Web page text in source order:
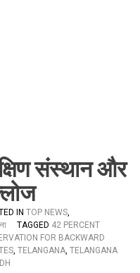
संस्थान और
IN TOP NEWS,
TAGGED 42 PERCENT
FOR BACKWARD
, TELANGANA, TELANGANA